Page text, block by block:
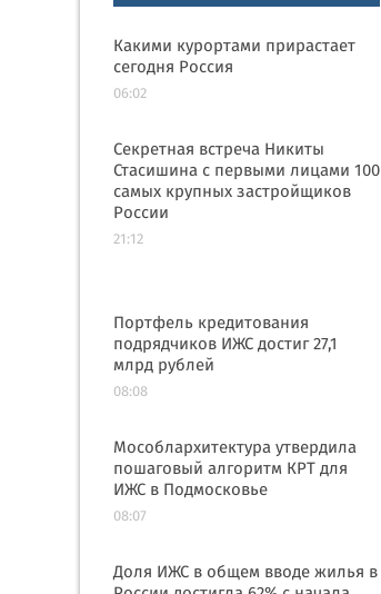
Какими курортами прирастает
сегодня Россия
06:02
Секретная встреча Никиты
Стасишина с первыми лицами 100
самых крупных застройщиков
России
21:12
Портфель кредитования
подрядчиков ИЖС достиг 27,1
млрд рублей
08:08
Мособлархитектура утвердила
пошаговый алгоритм КРТ для
ИЖС в Подмосковье
08:07
Доля ИЖС в общем вводе жилья в